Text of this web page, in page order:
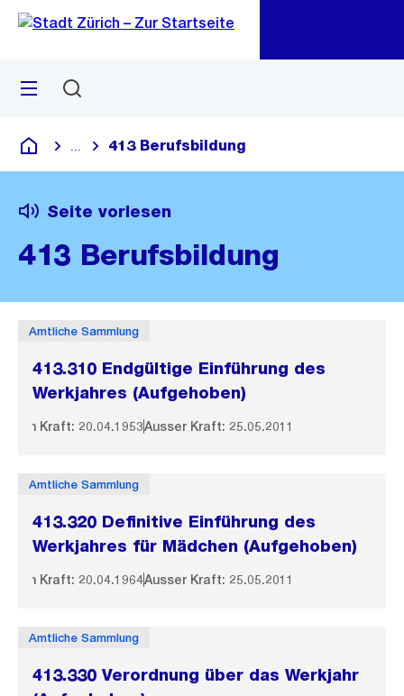
Navigation
Sprunglink
Menü
Deutsch
Blende alle Breadcrumbs ein
413 Berufsbildung
Seite vorlesen
413 Berufsbildung
Amtliche Sammlung
413.310 Endgültige Einführung des
Werkjahres (Aufgehoben)
In Kraft: 20.04.1953Ausser Kraft: 25.05.2011
Amtliche Sammlung
413.320 Definitive Einführung des
Werkjahres für Mädchen (Aufgehoben)
In Kraft: 20.04.1964Ausser Kraft: 25.05.2011
Amtliche Sammlung
413.330 Verordnung über das Werkjahr